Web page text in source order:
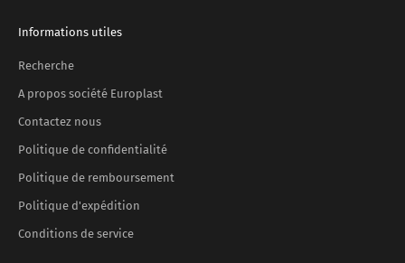
Informations utiles
Recherche
A propos société Europlast
Contactez nous
Politique de confidentialité
Politique de remboursement
Politique d'expédition
Conditions de service